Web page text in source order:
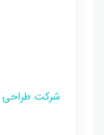
شرکت طراحی